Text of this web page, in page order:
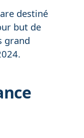
destiné
but de
grand